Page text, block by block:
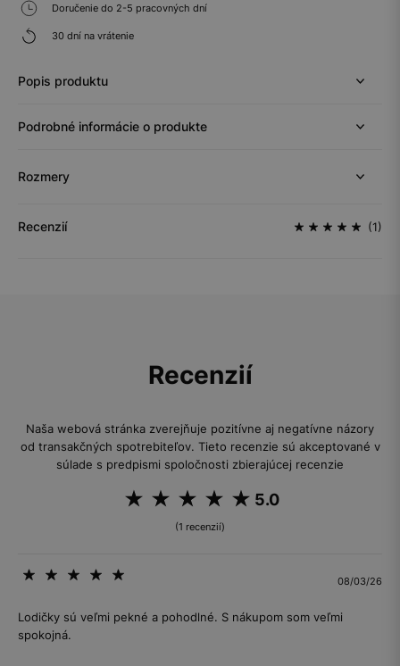
Doručenie do 2-5 pracovných dní
30 dní na vrátenie
Popis produktu
Podrobné informácie o produkte
Rozmery
Recenzií (1)
Recenzií
Naša webová stránka zverejňuje pozitívne aj negatívne názory
od transakčných spotrebiteľov. Tieto recenzie sú akceptované v
súlade s predpismi spoločnosti zbierajúcej recenzie
5.0
(1 recenzií)
08/03/26
Lodičky sú veľmi pekné a pohodlné. S nákupom som veľmi
spokojná.